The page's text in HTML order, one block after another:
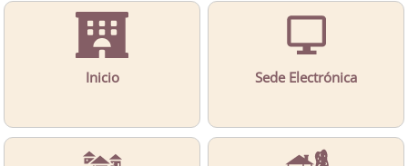
Inicio Sede Electrónica